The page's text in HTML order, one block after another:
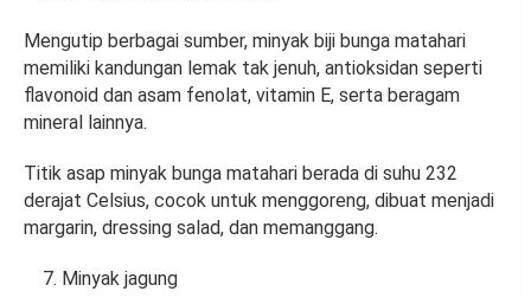
Mengutip berbagai sumber, minyak biji bunga matahari
memiliki kandungan lemak tak jenuh, antioksidan seperti
flavonoid dan asam fenolat, vitamin E, serta beragam
mineral lainnya.
Titik asap minyak bunga matahari berada di suhu 232
derajat Celsius, cocok untuk menggoreng, dibuat menjadi
margarin, dressing salad, dan memanggang.
Minyak jagung